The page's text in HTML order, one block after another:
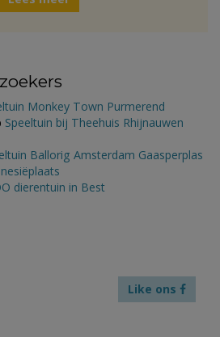
Monkey Town Purmerend
Speeltuin bij Theehuis Rhijnauwen
Ballorig Amsterdam Gaasperplas
dierentuin in Best
Like ons